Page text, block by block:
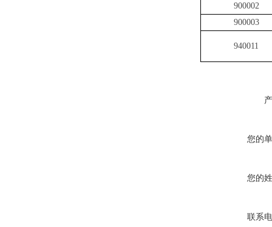
900002
900003
940011
您的
您的
联系